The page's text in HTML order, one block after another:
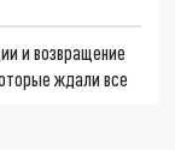
и возвращение
ждали все